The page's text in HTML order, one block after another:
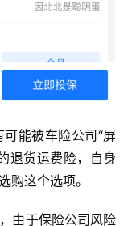
能被车险公司“屏
退货运费险，自身
购这个选项。
由于保险公司风险